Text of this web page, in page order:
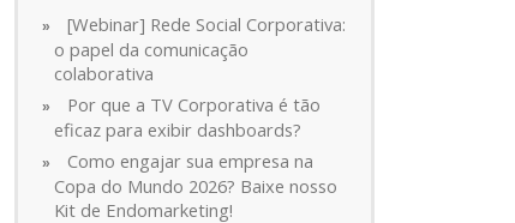
[Webinar] Rede Social Corporativa:
o papel da comunicação
colaborativa
Por que a TV Corporativa é tão
eficaz para exibir dashboards?
Como engajar sua empresa na
Copa do Mundo 2026? Baixe nosso
Kit de Endomarketing!